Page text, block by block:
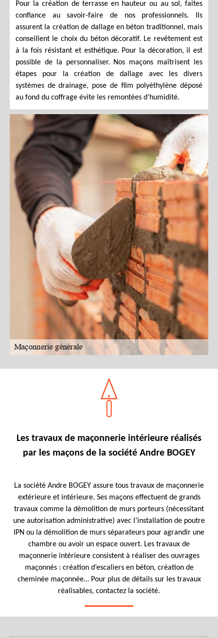
Pour la création de terrasse en hauteur ou au sol, faites
confiance au savoir-faire de nos professionnels. Ils
assurent la création de dallage en béton traditionnel, mais
conseillent le choix du béton décoratif. Le revêtement est
à la fois résistant et esthétique. Pour la décoration, il est
possible de la personnaliser. Nos maçons maîtrisent les
étapes pour la création de dallage avec les divers
systèmes de drainage, pose de film polyéthylène déposé
au fond du coffrage évite les remontées d’humidité.
Les travaux de maçonnerie intérieure réalisés
par les maçons de la société Andre BOGEY
La société Andre BOGEY assure tous travaux de maçonnerie
extérieure et intérieure. Ses maçons effectuent de grands
travaux comme la démolition de murs porteurs (nécessitant
une autorisation administrative) avec l’installation de poutre
IPN ou la démolition de murs séparateurs pour agrandir une
chambre ou avoir un espace ouvert. Les travaux de
maçonnerie intérieure consistent à réaliser des ouvrages
maçonnés : création d’escaliers en béton, création de
cheminée maçonnée… Pour plus de détails sur les travaux
réalisables, contactez la société.